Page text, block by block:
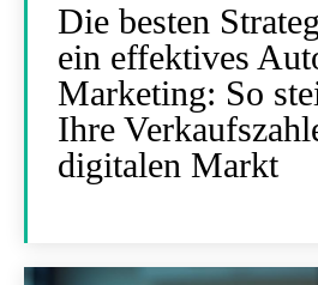
Die besten
ein effektives
Marketing: So
Ihre
digitalen Markt